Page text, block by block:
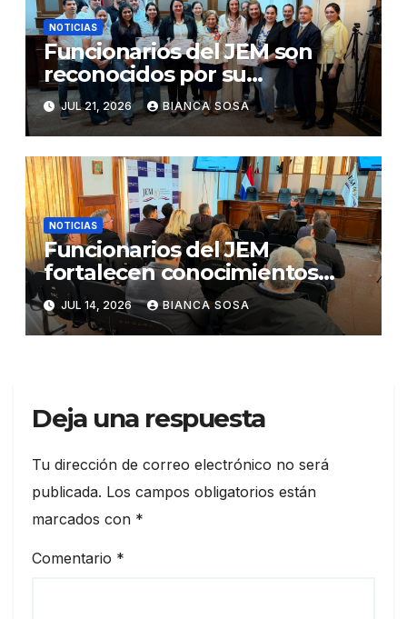
NOTICIAS
Funcionarios del JEM son
reconocidos por su
participación en el concurso
«Lemas sobre Ética e
Integridad Institucional»
JUL 21, 2026 BIANCA SOSA
NOTICIAS
Funcionarios del JEM
fortalecen conocimientos
sobre administración de
contratos públicos
JUL 14, 2026 BIANCA SOSA
Deja una respuesta
Tu dirección de correo electrónico no será
publicada. Los campos obligatorios están
marcados con *
Comentario *